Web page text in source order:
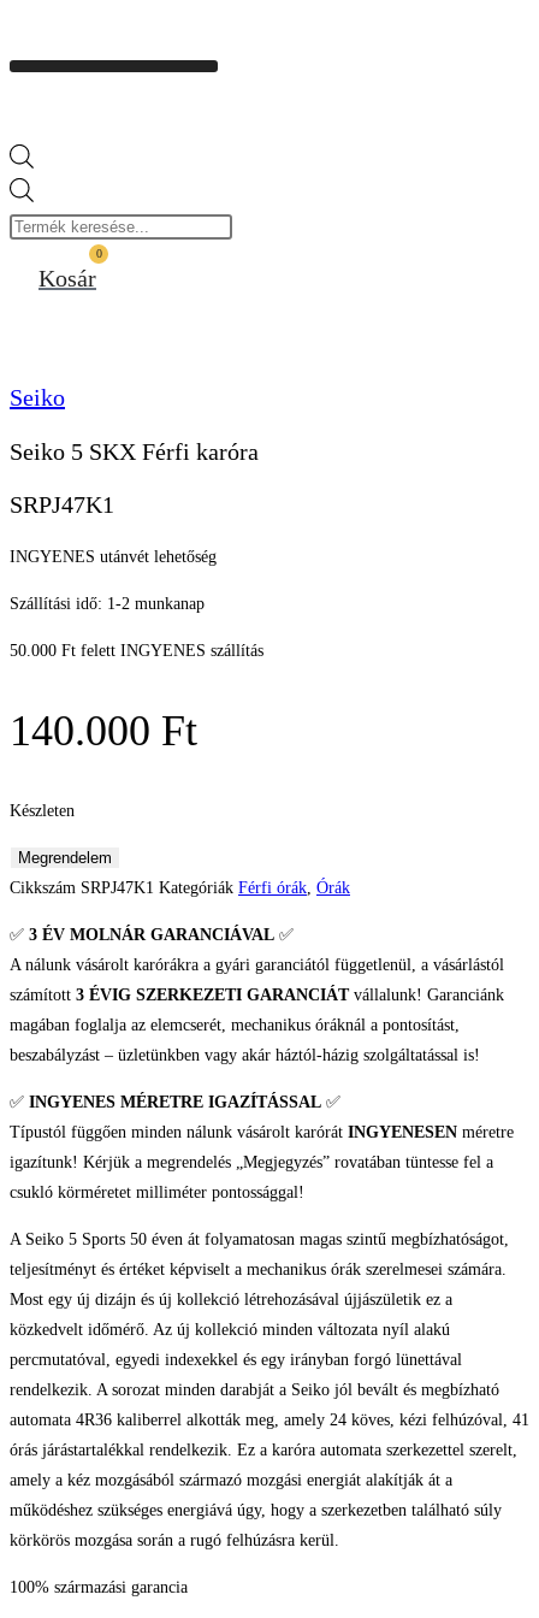
search
0
Kosár
Seiko
Seiko 5 SKX Férfi karóra
SRPJ47K1
INGYENES utánvét lehetőség
Szállítási idő: 1-2 munkanap
50.000 Ft felett INGYENES szállítás
140.000 Ft
Készleten
Seiko
5
Férfi
Megrendelem
Cikkszám SRPJ47K1 Kategóriák Férfi órák, Órák
✅ 3 ÉV MOLNÁR GARANCIÁVAL ✅
A nálunk vásárolt karórákra a gyári garanciától függetlenül, a vásárlástól
számított 3 ÉVIG SZERKEZETI GARANCIÁTvállalunk! Garanciánk
magában foglalja az elemcserét, mechanikus óráknál a pontosítást,
beszabályzást – üzletünkben vagy akár háztól-házig szolgáltatással is!
✅ INGYENES MÉRETRE IGAZÍTÁSSAL ✅
Típustól függően minden nálunk vásárolt karórát INGYENESEN méretre
igazítunk! Kérjük a megrendelés „Megjegyzés” rovatában tüntesse fel a
csukló körméretet milliméter pontossággal!
A Seiko 5 Sports 50 éven át folyamatosan magas szintű megbízhatóságot,
teljesítményt és értéket képviselt a mechanikus órák szerelmesei számára.
Most egy új dizájn és új kollekció létrehozásával újjászületik ez a
közkedvelt időmérő. Az új kollekció minden változata nyíl alakú
percmutatóval, egyedi indexekkel és egy irányban forgó lünettával
rendelkezik. A sorozat minden darabját a Seiko jól bevált és megbízható
automata 4R36 kaliberrel alkották meg, amely 24 köves, kézi felhúzóval, 41
órás járástartalékkal rendelkezik. Ez a karóra automata szerkezettel szerelt,
amely a kéz mozgásából származó mozgási energiát alakítják át a
működéshez szükséges energiává úgy, hogy a szerkezetben található súly
körkörös mozgása során a rugó felhúzásra kerül.
100% származási garancia